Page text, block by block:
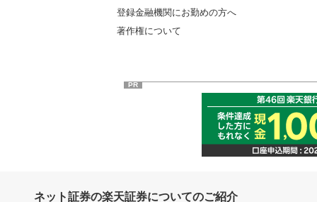
登録金融機関にお勤めの方へ
著作権について
PR
ネット証券の楽天証券についてのご紹介